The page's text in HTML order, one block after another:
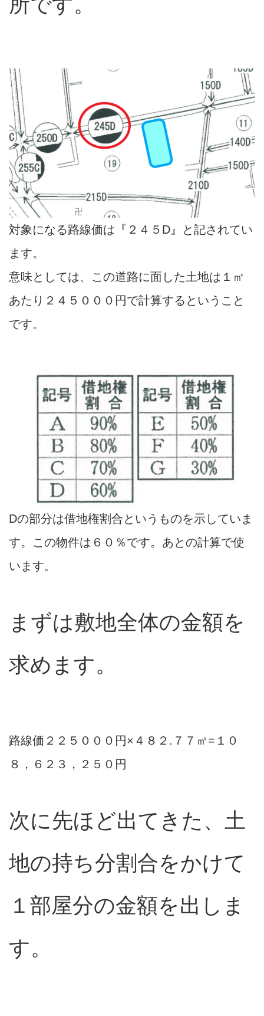
対象になる路線価は『２４５D』と記されてい
ます。
意味としては、この道路に面した土地は１㎡
あたり２４５０００円で計算するということ
です。
Dの部分は借地権割合というものを示していま
す。この物件は６０％です。あとの計算で使
います。
まずは敷地全体の金額を
求めます。
路線価２２５０００円×４８２.７７㎡=１０
８，６２３，２５０円
次に先ほど出てきた、土
地の持ち分割合をかけて
１部屋分の金額を出しま
す。